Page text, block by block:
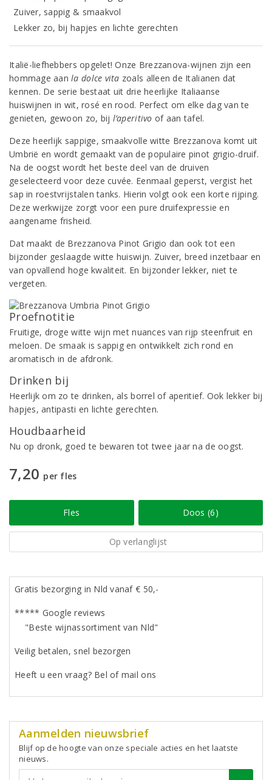
Zuiver, sappig & smaakvol
Lekker zo, bij hapjes en lichte gerechten
Italië-liefhebbers opgelet! Onze Brezzanova-wijnen zijn een
hommage aanla dolce vita zoals alleen de Italianen dat
kennen. De serie bestaat uit drie heerlijke Italiaanse
huiswijnen in wit, rosé en rood. Perfect om elke dag van te
genieten, gewoon zo, bij l’aperitivo of aan tafel.
Deze heerlijk sappige, smaakvolle witte Brezzanova komt uit
Umbrië en wordt gemaakt van de populaire pinot grigio-druif.
Na de oogst wordt het beste deel van de druiven
geselecteerd voor deze cuvée. Eenmaal geperst, vergist het
sap in roestvrijstalen tanks. Hierin volgt ook een korte rijping.
Deze werkwijze zorgt voor een pure druifexpressie en
aangename frisheid.
Dat maakt de Brezzanova Pinot Grigio dan ook tot een
bijzonder geslaagde witte huiswijn. Zuiver, breed inzetbaar en
van opvallend hoge kwaliteit. En bijzonder lekker, niet te
vergeten.
Proefnotitie
Fruitige, droge witte wijn met nuances van rijp steenfruit en
meloen. De smaak is sappig en ontwikkelt zich rond en
aromatisch in de afdronk.
Drinken bij
Heerlijk om zo te drinken, als borrel of aperitief. Ook lekker bij
hapjes, antipasti en lichte gerechten.
Houdbaarheid
Nu op dronk, goed te bewaren tot twee jaar na de oogst.
7,20 per fles
Fles Doos (6)
Op verlanglijst
Gratis bezorging in Nld vanaf € 50,-
***** Google reviews
"Beste wijnassortiment van Nld"
Veilig betalen, snel bezorgen
Heeft u een vraag? Bel of mail ons
Aanmelden nieuwsbrief
Blijf op de hoogte van onze speciale acties en het laatste
nieuws.